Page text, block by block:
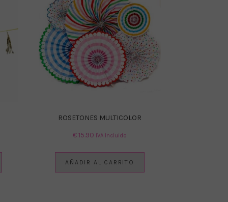
ROSETONES MULTICOLOR
€15.90 IVA Incluido
AÑADIR AL CARRITO